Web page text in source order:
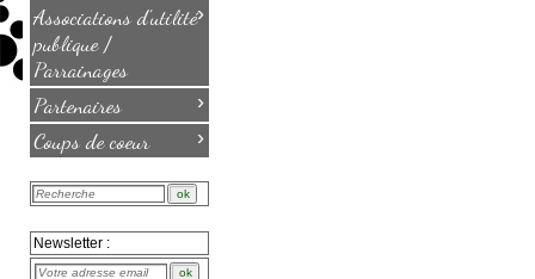
Associations d'utilité
publique /
Parrainages
›
Partenaires ›
Coups de coeur ›
Newsletter :